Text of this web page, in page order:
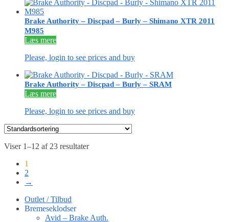
Brake Authority – Discpad – Burly – Shimano XTR 2011
M985
Læs mere
Please, login to see prices and buy
Brake Authority – Discpad – Burly – SRAM
Læs mere
Please, login to see prices and buy
Viser 1–12 af 23 resultater
1
2
→
Outlet / Tilbud
Bremeseklodser
Avid – Brake Auth.